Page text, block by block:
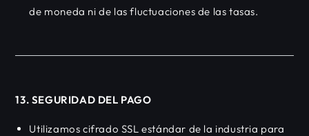
de moneda ni de las fluctuaciones de las tasas.
13. SEGURIDAD DEL PAGO
Utilizamos cifrado SSL estándar de la industria para